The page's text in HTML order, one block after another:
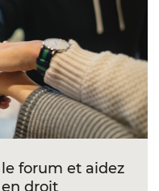
forum et aidez
droit